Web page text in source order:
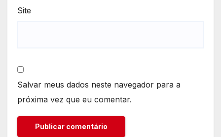
Site
Salvar meus dados neste navegador para a
próxima vez que eu comentar.